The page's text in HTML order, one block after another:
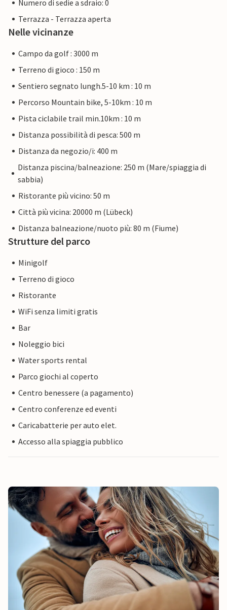
Numero di sedie a sdraio: 0
Terrazza - Terrazza aperta
Nelle vicinanze
Campo da golf : 3000 m
Terreno di gioco : 150 m
Sentiero segnato lungh.5-10 km : 10 m
Percorso Mountain bike, 5-10km : 10 m
Pista ciclabile trail min.10km : 10 m
Distanza possibilità di pesca: 500 m
Distanza da negozio/i: 400 m
Distanza piscina/balneazione: 250 m (Mare/spiaggia di
sabbia)
Ristorante più vicino: 50 m
Città più vicina: 20000 m (Lübeck)
Distanza balneazione/nuoto più: 80 m (Fiume)
Strutture del parco
Minigolf
Terreno di gioco
Ristorante
WiFi senza limiti gratis
Bar
Noleggio bici
Water sports rental
Parco giochi al coperto
Centro benessere (a pagamento)
Centro conferenze ed eventi
Caricabatterie per auto elet.
Accesso alla spiaggia pubblico